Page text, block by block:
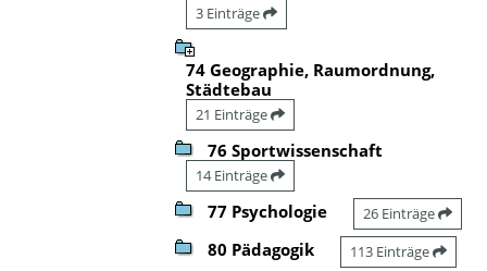
3 Einträge
74 Geographie, Raumordnung,
Städtebau
21 Einträge
76 Sportwissenschaft
14 Einträge
77 Psychologie 26 Einträge
80 Pädagogik 113 Einträge